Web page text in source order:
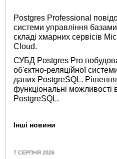
Postgres Professional
системи управління
складі хмарних сервісів
Cloud.
СУБД Postgres Pro
об'єктно-реляційної
даних PostgreSQL.
функціональні можливості
PostgreSQL.
Інші новини
7 СЕРПНЯ 2026